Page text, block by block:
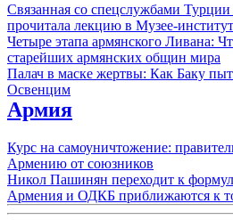
Связанная со спецслужбами
прочитала лекцию в Музее-
Четыре этапа армянского Ливана:
старейших армянских общин мира
Палач в маске жертвы: Как Баку
Освенцим
Армия
Курс на самоуничтожение:
Армению от союзников
Никол Пашинян переходит к
Армения и ОДКБ приближаются к